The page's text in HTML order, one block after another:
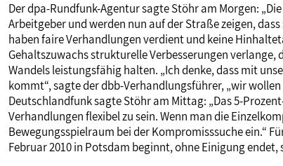
Der dpa-Rundfunk-Agentur sagte Stöhr am Morgen:
Arbeitgeber und werden nun auf der Straße zeigen,
haben faire Verhandlungen verdient und keine
Gehaltszuwachs strukturelle Verbesserungen
Wandels leistungsfähig halten. „Ich denke, dass mit
kommt“, sagte der dbb-Verhandlungsführer, „wir
Deutschlandfunk sagte Stöhr am Mittag: „Das 5-
Verhandlungen flexibel zu sein. Wenn man die
Bewegungsspielraum bei der Kompromisssuche ein.“
Februar 2010 in Potsdam beginnt, ohne Einigung